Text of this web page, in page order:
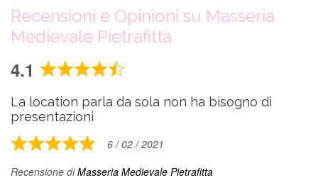
Recensioni e Opinioni su Masseria
Medievale Pietrafitta
4.1
Rated
out
of
5
La location parla da sola non ha bisogno di
presentazioni
Rated
5
6 / 02 / 2021
Recensione diMasseria Medievale Pietrafitta